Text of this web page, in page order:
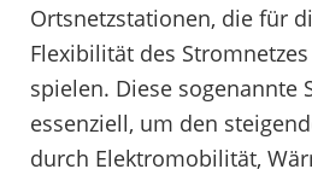
Ortsnetzstationen, die für
Flexibilität des
spielen. Diese sogenannte
essenziell, um den
durch Elektromobilität,